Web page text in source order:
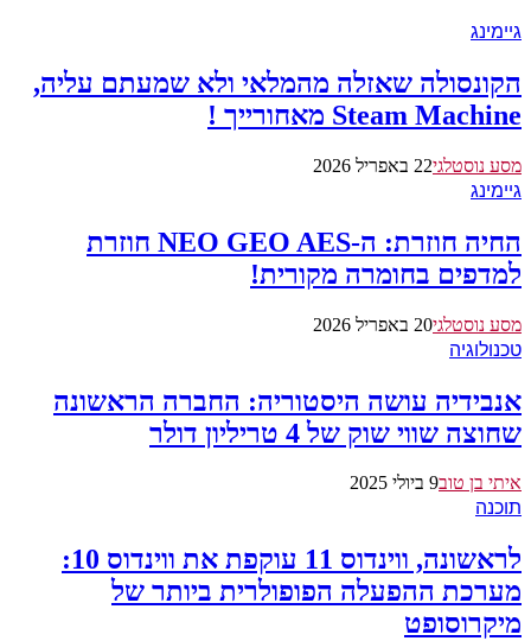
גיימינג
הקונסולה שאזלה מהמלאי ולא שמעתם עליה,
Steam Machine מאחורייך !
מסע נוסטלגי22 באפריל 2026
גיימינג
החיה חוזרת: ה-NEO GEO AES חוזרת
למדפים בחומרה מקורית!
מסע נוסטלגי20 באפריל 2026
טכנולוגיה
אנבידיה עושה היסטוריה: החברה הראשונה
שחוצה שווי שוק של 4 טריליון דולר
איתי בן טוב9 ביולי 2025
תוכנה
לראשונה, ווינדוס 11 עוקפת את ווינדוס 10:
מערכת ההפעלה הפופולרית ביותר של
מיקרוסופט